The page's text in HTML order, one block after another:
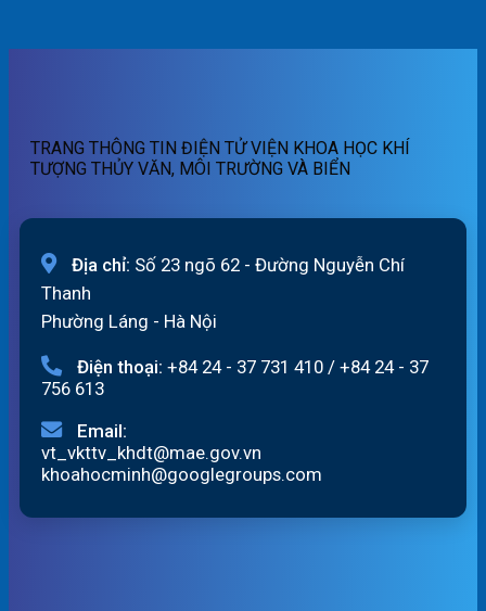
07h
lũ
cảnh
ngày
06/8/2026
TRANG THÔNG TIN ĐIỆN TỬ VIỆN KHOA HỌC KHÍ
TƯỢNG THỦY VĂN, MÔI TRƯỜNG VÀ BIỂN
Địa chỉ: Số 23 ngõ 62 - Đường Nguyễn Chí
Thanh
Phường Láng - Hà Nội
Điện thoại: +84 24 - 37 731 410 / +84 24 - 37
756 613
Email:
vt_vkttv_khdt@mae.gov.vn
khoahocminh@googlegroups.com